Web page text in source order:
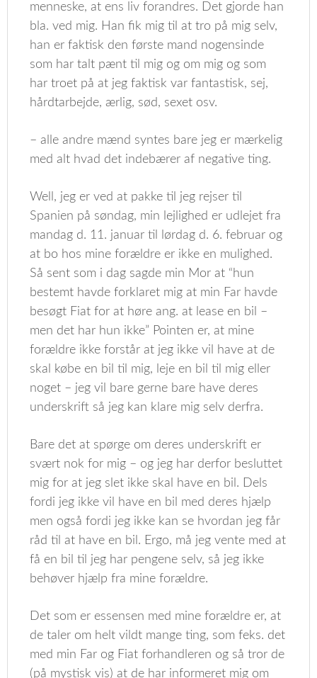
menneske, at ens liv forandres. Det gjorde han
bla. ved mig. Han fik mig til at tro på mig selv,
han er faktisk den første mand nogensinde
som har talt pænt til mig og om mig og som
har troet på at jeg faktisk var fantastisk, sej,
hårdtarbejde, ærlig, sød, sexet osv.
– alle andre mænd syntes bare jeg er mærkelig
med alt hvad det indebærer af negative ting.
Well, jeg er ved at pakke til jeg rejser til
Spanien på søndag, min lejlighed er udlejet fra
mandag d. 11. januar til lørdag d. 6. februar og
at bo hos mine forældre er ikke en mulighed.
Så sent som i dag sagde min Mor at “hun
bestemt havde forklaret mig at min Far havde
besøgt Fiat for at høre ang. at lease en bil –
men det har hun ikke” Pointen er, at mine
forældre ikke forstår at jeg ikke vil have at de
skal købe en bil til mig, leje en bil til mig eller
noget – jeg vil bare gerne bare have deres
underskrift så jeg kan klare mig selv derfra.
Bare det at spørge om deres underskrift er
svært nok for mig – og jeg har derfor besluttet
mig for at jeg slet ikke skal have en bil. Dels
fordi jeg ikke vil have en bil med deres hjælp
men også fordi jeg ikke kan se hvordan jeg får
råd til at have en bil. Ergo, må jeg vente med at
få en bil til jeg har pengene selv, så jeg ikke
behøver hjælp fra mine forældre.
Det som er essensen med mine forældre er, at
de taler om helt vildt mange ting, som feks. det
med min Far og Fiat forhandleren og så tror de
(på mystisk vis) at de har informeret mig om